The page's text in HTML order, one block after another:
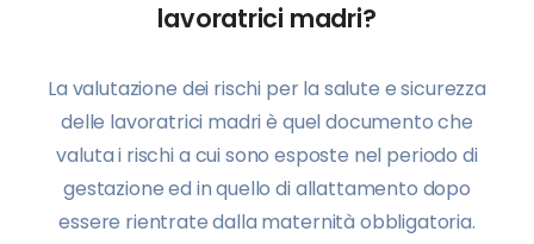
lavoratrici madri?
La valutazione dei rischi per la salute e sicurezza
delle lavoratrici madri è quel documento che
valuta i rischi a cui sono esposte nel periodo di
gestazione ed in quello di allattamento dopo
essere rientrate dalla maternità obbligatoria.